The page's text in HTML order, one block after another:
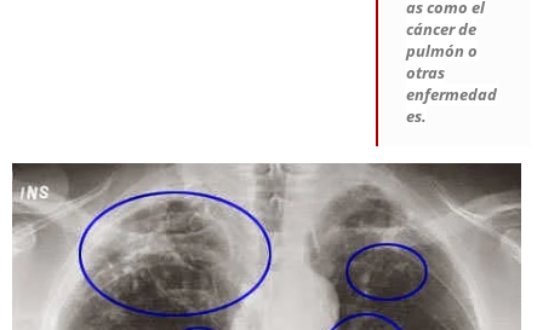
as como el
cáncer de
pulmón o
otras
enfermedad
es.